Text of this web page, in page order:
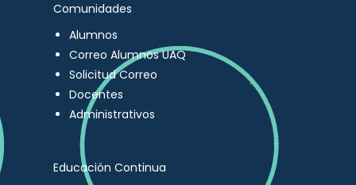
Comunidades
Alumnos
Correo Alumnos UAQ
Solicitud Correo
Docentes
Administrativos
Educación Continua